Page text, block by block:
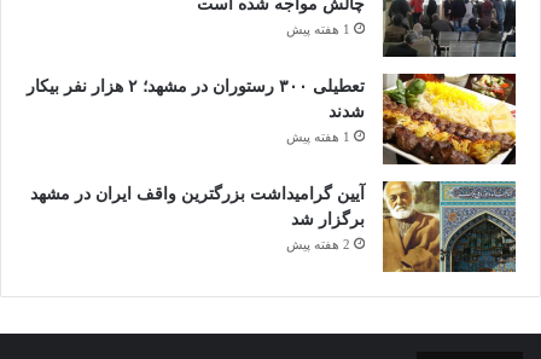
عضو پژوهشکده گردشگری جهاد دانشگاهی خراسان رضوی تصریح
کرد: این رویکرد در واقع نوعی سرمایه‌گذاری بلندمدت محسوب
می‌شود که با بازگشت شرایط به حالت عادی، می‌تواند به رشد و
جهش کسب‌وکارها منجر شود. بنابراین، به‌جای تمرکز صرف بر
کاهش هزینه‌ها از طریق تعدیل نیرو، کاهش ساعات کاری یا محدود
کردن پرداخت‌ها، می‌توان با نگاهی راهبردی، این دوره را به فرصتی
چالش مواجه شده است
1 هفته پیش
تعطیلی ۳۰۰ رستوران در مشهد؛ ۲ هزار نفر بیکار
شدند
1 هفته پیش
آیین گرامیداشت بزرگترین واقف ایران در مشهد
برگزار شد
2 هفته پیش